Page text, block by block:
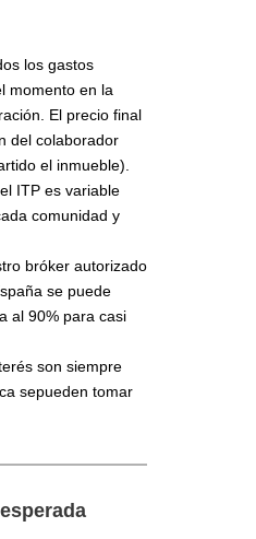
los gastos
momento en la
El precio final
del colaborador
el inmueble).
ITP es variable
comunidad y
bróker autorizado
se puede
al 90% para casi
son siempre
sepueden tomar